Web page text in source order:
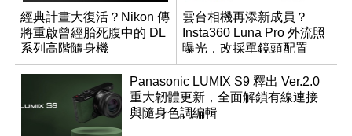
經典計畫大復活？Nikon 傳
將重啟曾經胎死腹中的 DL
系列高階隨身機
雲台相機再添新成員？
Insta360 Luna Pro 外流照
曝光，改採單鏡頭配置
Panasonic LUMIX S9 釋出 Ver.2.0
重大韌體更新，全面解鎖有線連接
與隨身色調編輯